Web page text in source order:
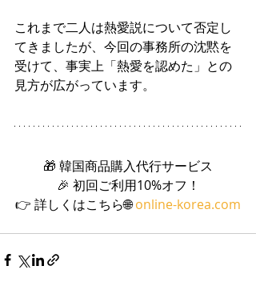
これまで二人は熱愛説について否定し
てきましたが、今回の事務所の沈黙を
受けて、事実上「熱愛を認めた」との
見方が広がっています。
🎁 韓国商品購入代行サービス
🎉 初回ご利用10%オフ！
👉 詳しくはこちら🌐 online-korea.com